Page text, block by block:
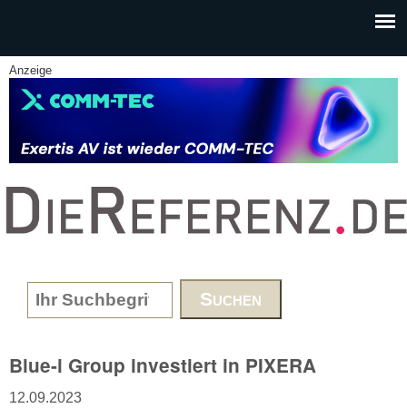
Anzeige
www.DieReferenz.de
Search form
Blue-i Group investiert in PIXERA
12.09.2023